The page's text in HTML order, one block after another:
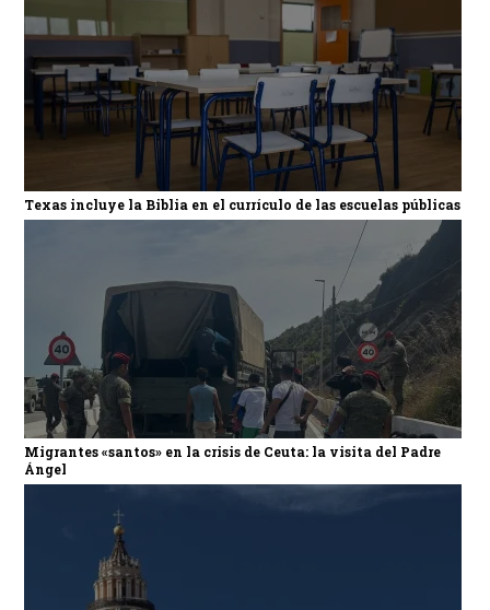
Texas incluye la Biblia en el currículo de las escuelas públicas
Migrantes «santos» en la crisis de Ceuta: la visita del Padre
Ángel